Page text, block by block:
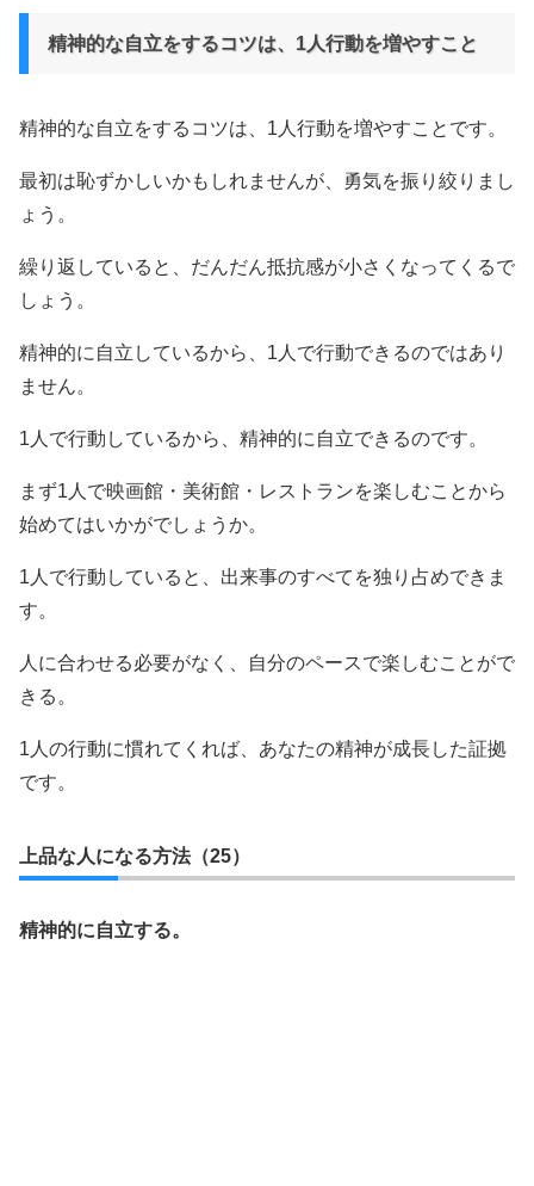
精神的な自立をするコツは、1人行動を増やすこと
精神的な自立をするコツは、1人行動を増やすことです。
最初は恥ずかしいかもしれませんが、勇気を振り絞りまし
ょう。
繰り返していると、だんだん抵抗感が小さくなってくるで
しょう。
精神的に自立しているから、1人で行動できるのではあり
ません。
1人で行動しているから、精神的に自立できるのです。
まず1人で映画館・美術館・レストランを楽しむことから
始めてはいかがでしょうか。
1人で行動していると、出来事のすべてを独り占めできま
す。
人に合わせる必要がなく、自分のペースで楽しむことがで
きる。
1人の行動に慣れてくれば、あなたの精神が成長した証拠
です。
上品な人になる方法（25）
精神的に自立する。